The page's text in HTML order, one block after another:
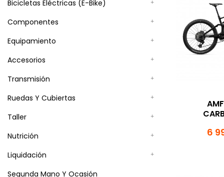
Bicicletas Eléctricas (E-Bike)
Componentes
Equipamiento
Accesorios
Transmisión
Ruedas Y Cubiertas
Taller
Nutrición
Liquidación
Segunda Mano Y Ocasión
6